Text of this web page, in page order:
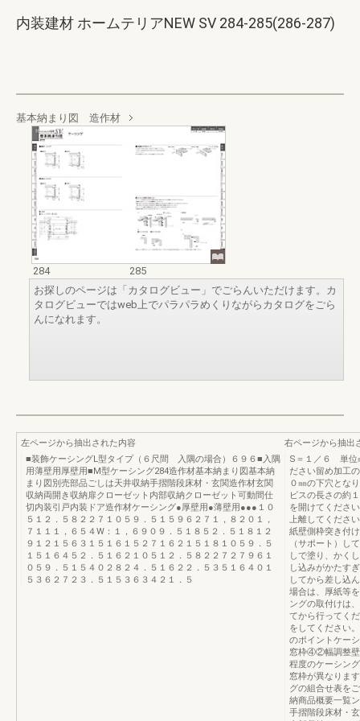
内装建材 ホームテリアNEW SV 284-285(286-287)
基本納まり図 造作材
284
285
お探しのページは「カタログビュー」でごらんいただけます。カ
タログビューではweb上でパラパラめくりながらカタログをごら
んになれます。
左ページから抽出された内容
■装飾ケーシングL型タイプ（６尺間 入隅の場合）６９６■入隅
用薄壁用厚壁用■M型ケーシング284造作材基本納まり図基本納
まり図別売部品ごしは天井収納手摺階段床材・玄関造作材玄関
収納両開き収納扉クローゼット内部収納クローゼット可動間仕
切内装引戸内装ドア造作材ケーシング●厚壁用●薄壁用●●●１０
５１２．５８２２７１０５９．５１５９６２７１，８２０１，
７１１１，６５４W：１，６９０９．５１８５２．５１８１２
９１２１５６３１５１６１５２７１６２１５１８１０５９．５
１５１６４５２．５１６２１０５１２．５８２２７２７９６１
０５９．５１５４０２８２４．５１６２２．５３５１６４０１
５３６２７２３．５１５３６３４２１．５
右ページから抽出
S＝１／６ 単位
ださい留め加工
０㎜の下穴とな
ビスの長さの約
を開けてくださ
上離してくださ
紙壁側枠突き付
（サポート）し
しで塗り、かく
し込みがかたす
してから差し込
場合は、厚紙等
ングの取付けは
てから行ってく
をしてください
のポイントケー
窓枠④②幅調整壁
程度のケーシン
窓枠が異なりま
グの組合せ表を
納商品概要一覧
手摺階段床材・